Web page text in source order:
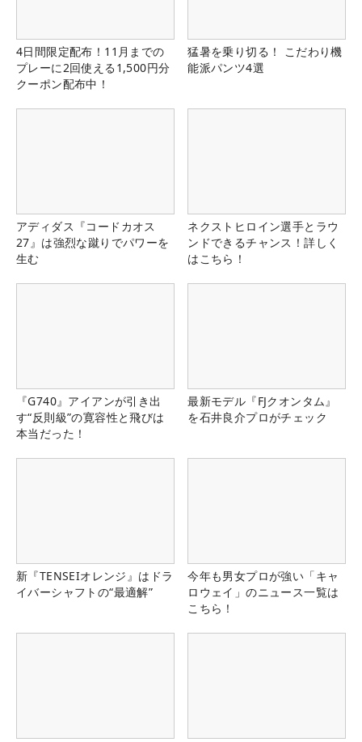
4日間限定配布！11月までの
プレーに2回使える1,500円分
クーポン配布中！
猛暑を乗り切る！ こだわり機
能派パンツ4選
アディダス『コードカオス
27』は強烈な蹴りでパワーを
生む
ネクストヒロイン選手とラウ
ンドできるチャンス！詳しく
はこちら！
『G740』アイアンが引き出
す“反則級”の寛容性と飛びは
本当だった！
最新モデル『FJクオンタム』
を石井良介プロがチェック
新『TENSEIオレンジ』はドラ
イバーシャフトの“最適解”
今年も男女プロが強い「キャ
ロウェイ」のニュース一覧は
こちら！